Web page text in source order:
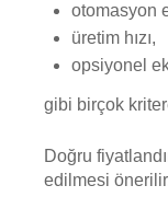
otomasyon
üretim hızı,
opsiyonel
gibi birçok
Doğru
edilmesi